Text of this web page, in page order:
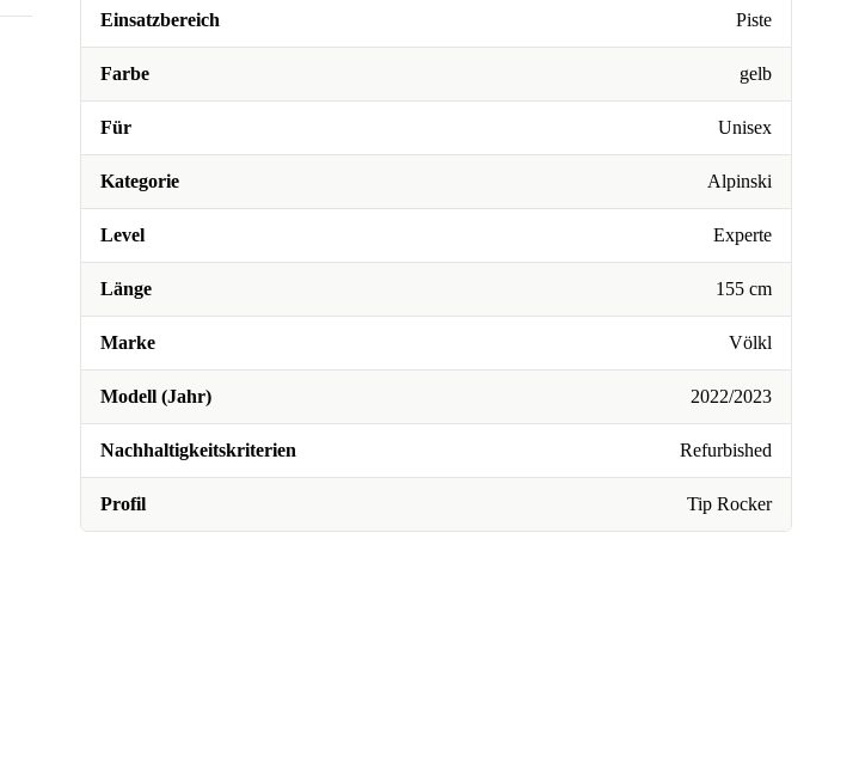
Einsatzbereich Piste
Farbe gelb
Für Unisex
Kategorie Alpinski
Level Experte
Länge 155 cm
Marke Völkl
Modell (Jahr) 2022/2023
Nachhaltigkeitskriterien Refurbished
Profil Tip Rocker